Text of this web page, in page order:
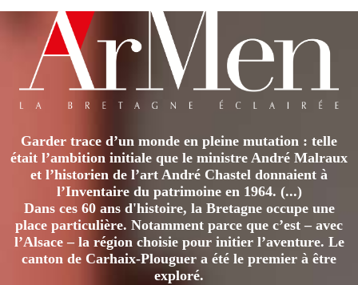
Garder trace d’un monde en pleine mutation : telle
était l’ambition initiale que le ministre André Malraux
et l’historien de l’art André Chastel donnaient à
l’Inventaire du patrimoine en 1964. (...)
Dans ces 60 ans d'histoire, la Bretagne occupe une
place particulière. Notamment parce que c’est – avec
l’Alsace – la région choisie pour initier l’aventure. Le
canton de Carhaix-Plouguer a été le premier à être
exploré.